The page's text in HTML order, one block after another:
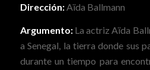
Dirección: Aïda Ballmann
Argumento:La actriz Aïda
a Senegal, la tierra donde sus
durante un tiempo para